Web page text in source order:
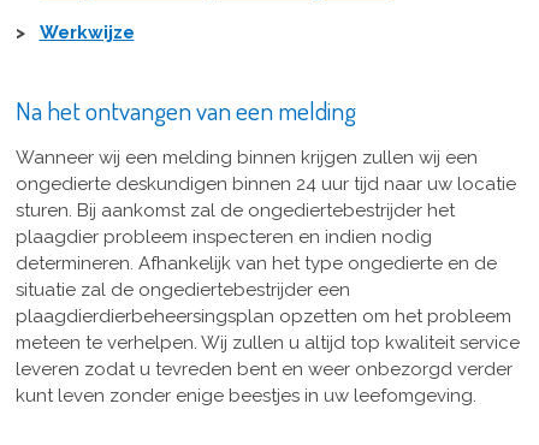
> Werkwijze
Na het ontvangen van een melding
Wanneer wij een melding binnen krijgen zullen wij een
ongedierte deskundigen binnen 24 uur tijd naar uw locatie
sturen. Bij aankomst zal de ongediertebestrijder het
plaagdier probleem inspecteren en indien nodig
determineren. Afhankelijk van het type ongedierte en de
situatie zal de ongediertebestrijder een
plaagdierdierbeheersingsplan opzetten om het probleem
meteen te verhelpen. Wij zullen u altijd top kwaliteit service
leveren zodat u tevreden bent en weer onbezorgd verder
kunt leven zonder enige beestjes in uw leefomgeving.